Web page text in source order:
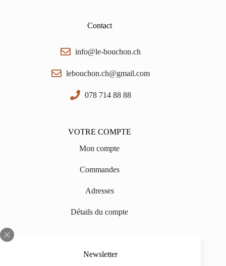
Newsletter
Contact
info@le-bouchon.ch
lebouchon.ch@gmail.com
078 714 88 88
VOTRE COMPTE
Mon compte
Commandes
Adresses
Détails du compte